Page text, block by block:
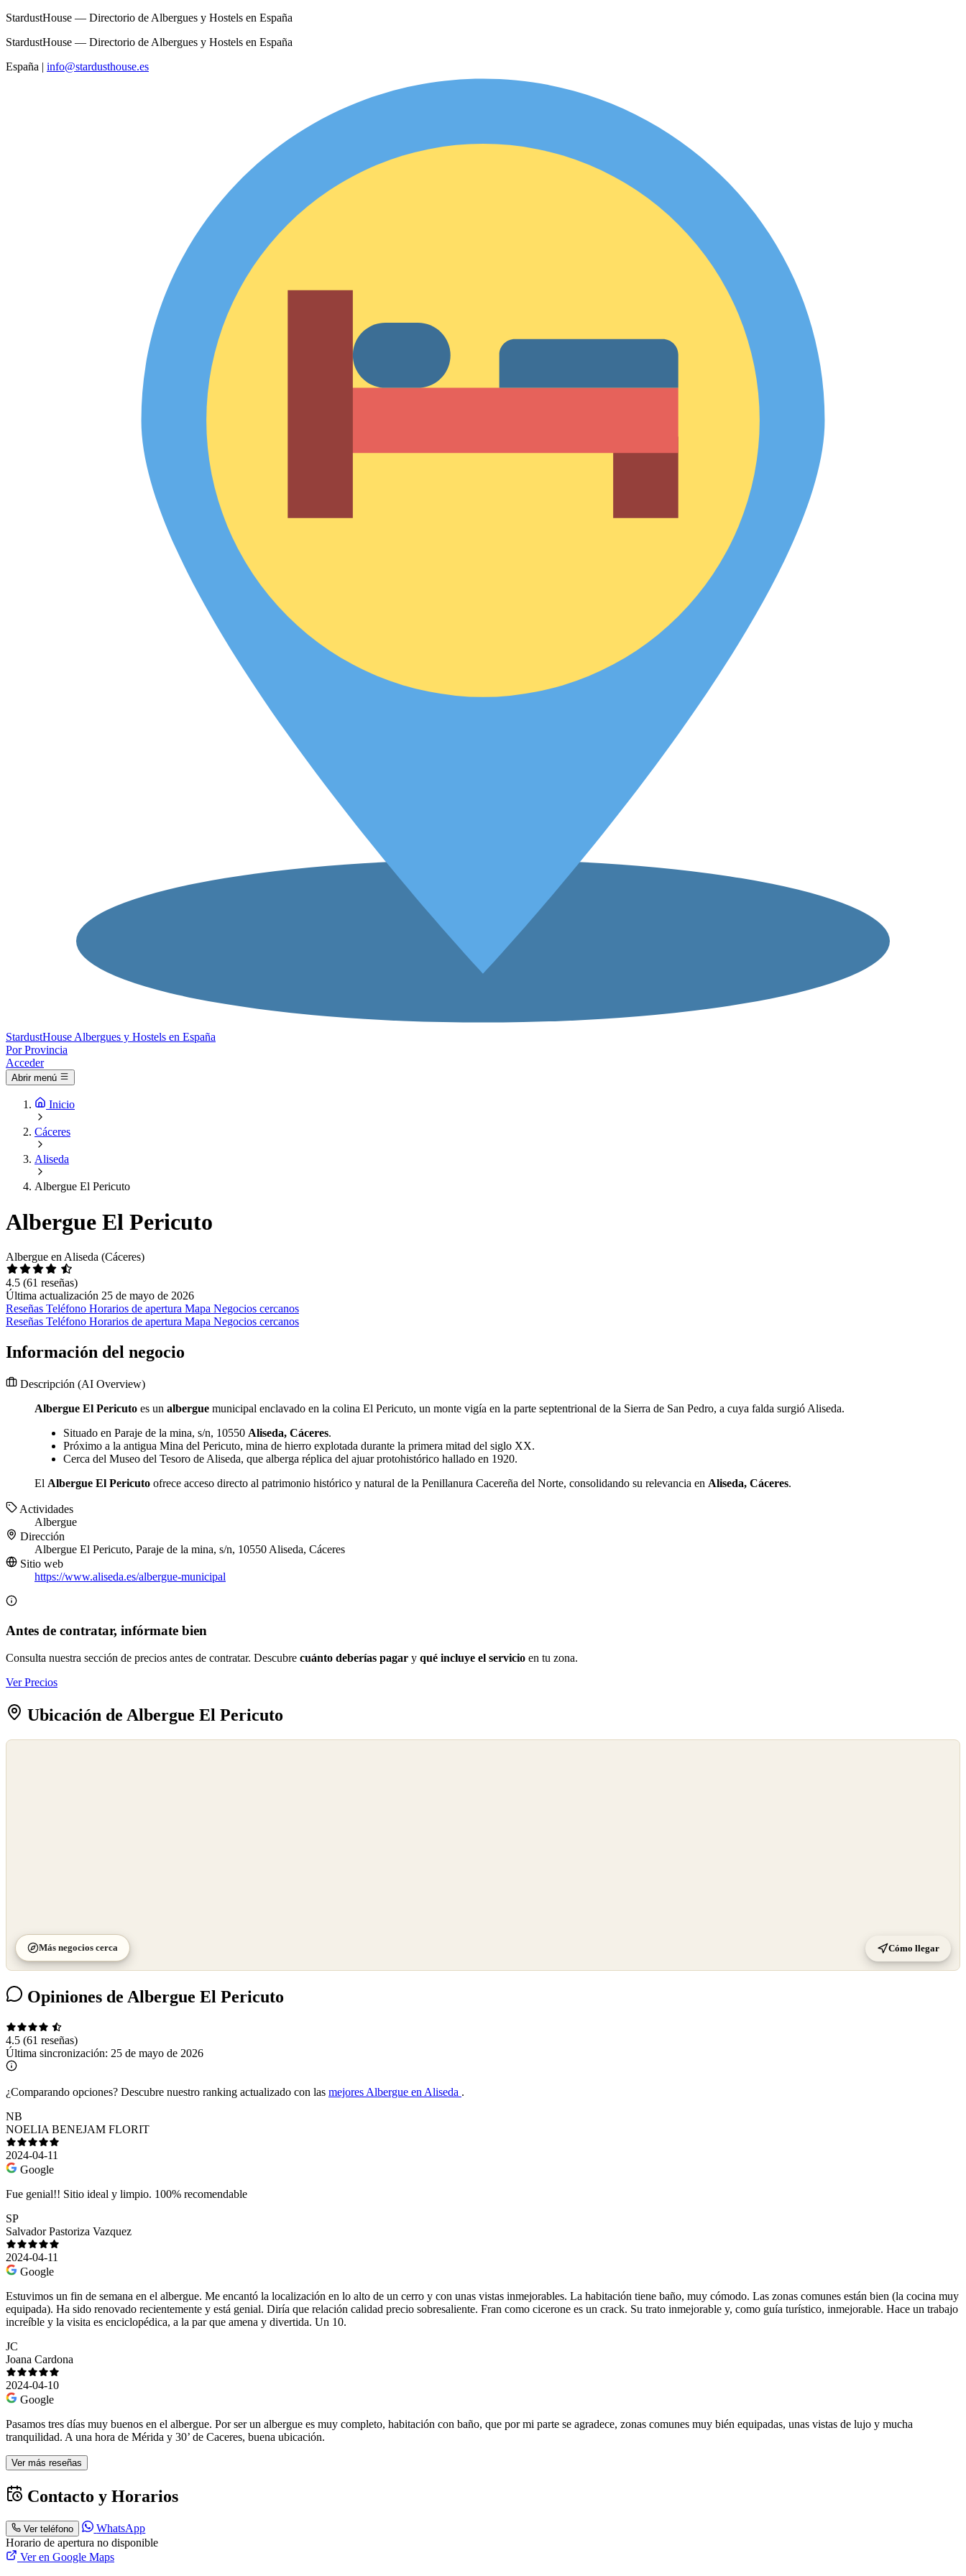
StardustHouse — Directorio de Albergues y Hostels en España
StardustHouse — Directorio de Albergues y Hostels en España
España | info@stardusthouse.es
StardustHouse Albergues y Hostels en España
Por Provincia
Acceder
Abrir menú
Inicio
Cáceres
Aliseda
Albergue El Pericuto
Albergue El Pericuto
Albergue en Aliseda (Cáceres)
4.5 (61 reseñas)
Última actualización 25 de mayo de 2026
Reseñas Teléfono Horarios de apertura Mapa Negocios cercanos
Reseñas Teléfono Horarios de apertura Mapa Negocios cercanos
Información del negocio
Descripción (AI Overview)
Albergue El Pericuto es un albergue municipal enclavado en la colina El Pericuto, un monte vigía en la parte septentrional de la Sierra de San Pedro, a cuya falda surgió Aliseda.
Situado en Paraje de la mina, s/n, 10550 Aliseda, Cáceres.
Próximo a la antigua Mina del Pericuto, mina de hierro explotada durante la primera mitad del siglo XX.
Cerca del Museo del Tesoro de Aliseda, que alberga réplica del ajuar protohistórico hallado en 1920.
El Albergue El Pericuto ofrece acceso directo al patrimonio histórico y natural de la Penillanura Cacereña del Norte, consolidando su relevancia en Aliseda, Cáceres.
Actividades
Albergue
Dirección
Albergue El Pericuto, Paraje de la mina, s/n, 10550 Aliseda, Cáceres
Sitio web
https://www.aliseda.es/albergue-municipal
Antes de contratar, infórmate bien
Consulta nuestra sección de precios antes de contratar. Descubre cuánto deberías pagar y qué incluye el servicio en tu zona.
Ver Precios
Ubicación de Albergue El Pericuto
Más negocios cerca Cómo llegar
Opiniones de Albergue El Pericuto
4.5 (61 reseñas)
Última sincronización: 25 de mayo de 2026
¿Comparando opciones? Descubre nuestro ranking actualizado con las mejores Albergue en Aliseda .
NB
NOELIA BENEJAM FLORIT
2024-04-11
Google
Fue genial!! Sitio ideal y limpio. 100% recomendable
SP
Salvador Pastoriza Vazquez
2024-04-11
Google
Estuvimos un fin de semana en el albergue. Me encantó la localización en lo alto de un cerro y con unas vistas inmejorables. La habitación tiene baño, muy cómodo. Las zonas comunes están bien (la cocina muy
equipada). Ha sido renovado recientemente y está genial. Diría que relación calidad precio sobresaliente. Fran como cicerone es un crack. Su trato inmejorable y, como guía turístico, inmejorable. Hace un trabajo
increíble y la visita es enciclopédica, a la par que amena y divertida. Un 10.
JC
Joana Cardona
2024-04-10
Google
Pasamos tres días muy buenos en el albergue. Por ser un albergue es muy completo, habitación con baño, que por mi parte se agradece, zonas comunes muy bién equipadas, unas vistas de lujo y mucha
tranquilidad. A una hora de Mérida y 30’ de Caceres, buena ubicación.
Ver más reseñas
Contacto y Horarios
Ver teléfono
WhatsApp
Horario de apertura no disponible
Ver en Google Maps